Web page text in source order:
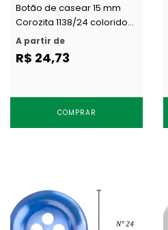
Botão de casear 15 mm
Corozita 1138/24 colorido
c/ 144 un
A partir de
R$ 24,73
COMPRAR